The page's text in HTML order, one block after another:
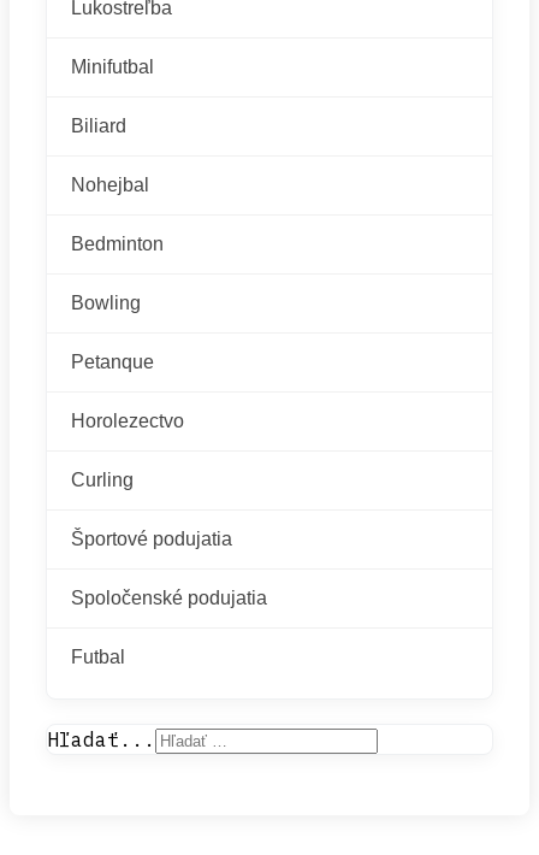
Lukostreľba
Minifutbal
Biliard
Nohejbal
Bedminton
Bowling
Petanque
Horolezectvo
Curling
Športové podujatia
Spoločenské podujatia
Futbal
Hľadať...